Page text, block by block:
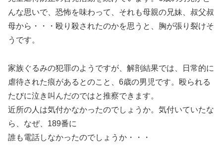
んな思いで、恐怖を味わって、それも母親の兄妹、叔父叔
母から・・・殴り殺されたのかを思うと、胸が張り裂けそ
うです。
家族ぐるみの犯罪のようですが、解剖結果では、日常的に
虐待された痕があるとのこと、6歳の男児です。殴られる
たびに泣き叫んだのではと推察できます。
近所の人は気付かなかったのでしょうか。気付いていたな
ら、なぜ、189番に
誰も電話しなかったのでしょうか・・・